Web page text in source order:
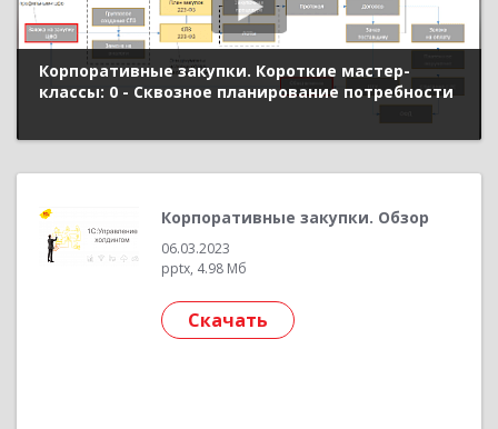
Корпоративные закупки. Короткие мастер-
классы: 0 - Сквозное планирование потребности
Корпоративные закупки. Обзор
06.03.2023
pptx, 4.98 Мб
Скачать